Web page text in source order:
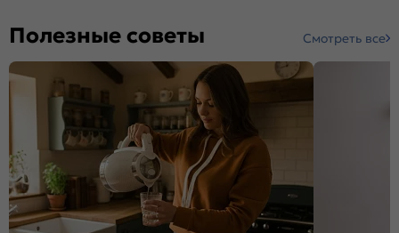
Полезные советы Смотреть все